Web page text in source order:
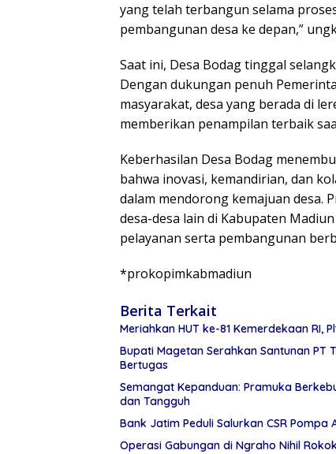
yang telah terbangun selama
pembangunan desa ke depan,”
Saat ini, Desa Bodag tinggal
Dengan dukungan penuh
masyarakat, desa yang berada di
memberikan penampilan terbaik
Keberhasilan Desa Bodag
bahwa inovasi, kemandirian, dan
dalam mendorong kemajuan desa.
desa-desa lain di Kabupaten
pelayanan serta pembangunan
*prokopimkabmadiun
Berita Terkait
Meriahkan HUT ke-81 Kemerdekaan RI,
Bupati Magetan Serahkan Santunan PT
Bertugas
Semangat Kepanduan: Pramuka
dan Tangguh
Bank Jatim Peduli Salurkan CSR Pompa
Operasi Gabungan di Ngraho Nihil